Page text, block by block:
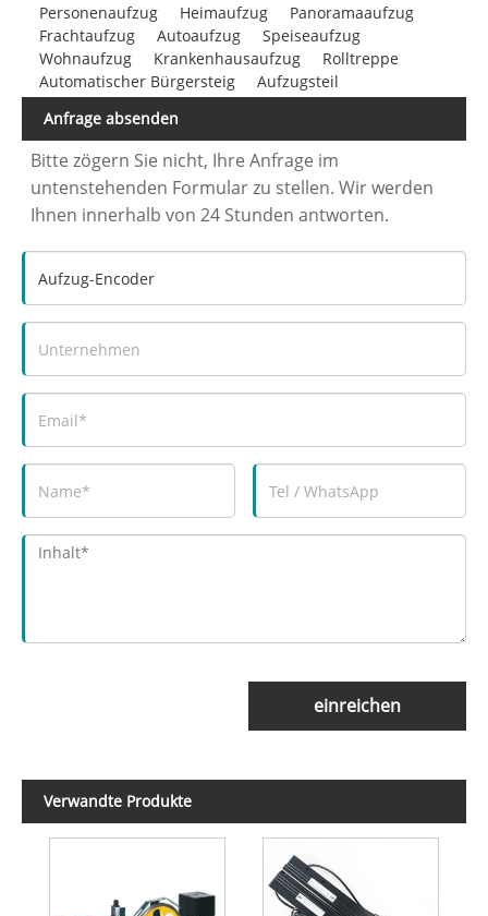
Personenaufzug
Heimaufzug
Panoramaaufzug
Frachtaufzug
Autoaufzug
Speiseaufzug
Wohnaufzug
Krankenhausaufzug
Rolltreppe
Automatischer Bürgersteig
Aufzugsteil
Anfrage absenden
Bitte zögern Sie nicht, Ihre Anfrage im
untenstehenden Formular zu stellen. Wir werden
Ihnen innerhalb von 24 Stunden antworten.
einreichen
Verwandte Produkte